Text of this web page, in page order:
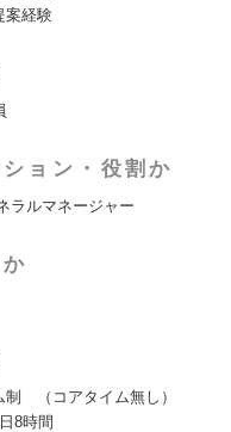
案経験
ョン・役割か
ラルマネージャー
制 （コアタイム無し）
8時間